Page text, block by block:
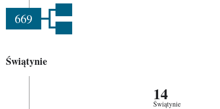
669
Świątynie
14
Świątynie